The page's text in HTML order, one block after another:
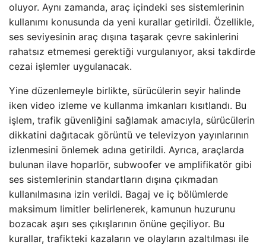
oluyor. Aynı zamanda, araç içindeki ses sistemlerinin
kullanımı konusunda da yeni kurallar getirildi. Özellikle,
ses seviyesinin araç dışına taşarak çevre sakinlerini
rahatsız etmemesi gerektiği vurgulanıyor, aksi takdirde
cezai işlemler uygulanacak.
Yine düzenlemeyle birlikte, sürücülerin seyir halinde
iken video izleme ve kullanma imkanları kısıtlandı. Bu
işlem, trafik güvenliğini sağlamak amacıyla, sürücülerin
dikkatini dağıtacak görüntü ve televizyon yayınlarının
izlenmesini önlemek adına getirildi. Ayrıca, araçlarda
bulunan ilave hoparlör, subwoofer ve amplifikatör gibi
ses sistemlerinin standartların dışına çıkmadan
kullanılmasına izin verildi. Bagaj ve iç bölümlerde
maksimum limitler belirlenerek, kamunun huzurunu
bozacak aşırı ses çıkışlarının önüne geçiliyor. Bu
kurallar, trafikteki kazaların ve olayların azaltılması ile